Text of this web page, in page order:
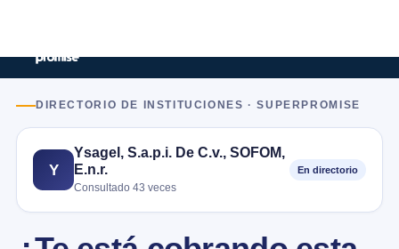
DIRECTORIO DE INSTITUCIONES · SUPERPROMISE
Y
Ysagel, S.a.p.i. De C.v., SOFOM,
E.n.r.
Consultado 43 veces
En directorio